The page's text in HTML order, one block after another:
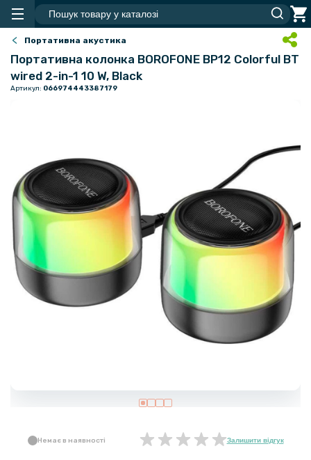
Портативна акустика
Портативна колонка BOROFONE BP12 Colorful BT
wired 2-in-1 10 W, Black
Артикул: 066974443387179
Немає в наявності Залишити відгук